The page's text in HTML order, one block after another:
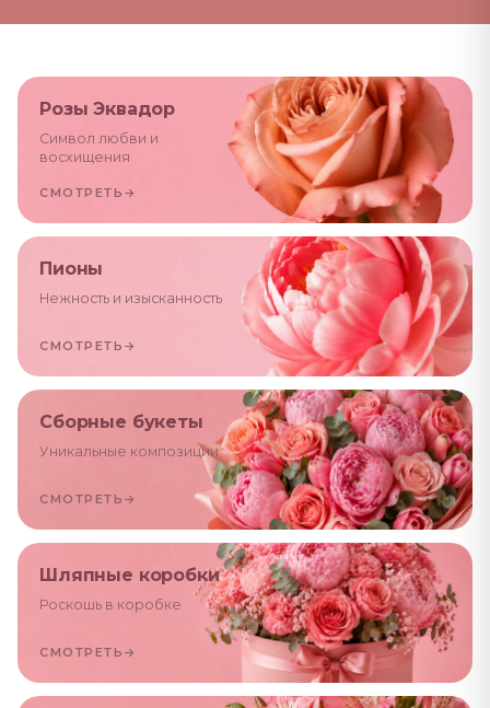
Розы Эквадор
Символ любви и
восхищения
СМОТРЕТЬ →
Пионы
Нежность и изысканность
СМОТРЕТЬ →
Сборные букеты
Уникальные композиции
СМОТРЕТЬ →
Шляпные коробки
Роскошь в коробке
СМОТРЕТЬ →